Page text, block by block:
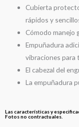
Cubierta
rápidos y
Cómodo manejo
Empuñadura
vibraciones para
El cabezal del
La empuñadura
Las características y
Fotos no contractuales.